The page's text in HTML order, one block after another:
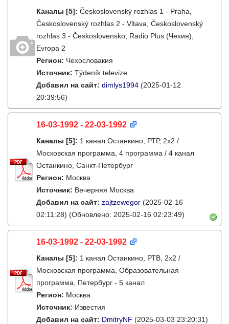
Каналы [5]: Československý rozhlas 1 - Praha,
Československý rozhlas 2 - Vltava, Československý
rozhlas 3 - Československo, Radio Plus (Чехия),
Evropa 2
Регион: Чехословакия
Источник: Týdeník televize
Добавил на сайт: dimlys1994 (2025-01-12
20:39:56)
16-03-1992 - 22-03-1992
Каналы [5]: 1 канал Останкино, РТР, 2х2 /
Московская программа, 4 программа / 4 канал
Останкино, Санкт-Петербург
Регион: Москва
Источник: Вечерняя Москва
Добавил на сайт: zajtzewegor (2025-02-16
02:11:28) (Обновлено: 2025-02-16 02:23:49)
16-03-1992 - 22-03-1992
Каналы [5]: 1 канал Останкино, РТВ, 2х2 /
Московская программа, Образовательная
программа, Петербург - 5 канал
Регион: Москва
Источник: Известия
Добавил на сайт: DmitryNF (2025-03-03 23:20:31)